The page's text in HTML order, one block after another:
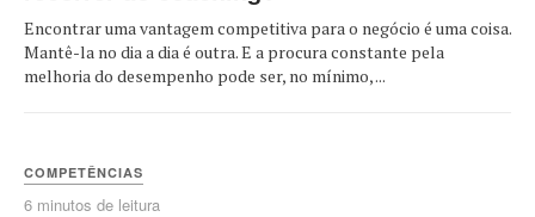
Encontrar uma vantagem competitiva para o negócio é uma coisa.
Mantê-la no dia a dia é outra. E a procura constante pela
melhoria do desempenho pode ser, no mínimo, ...
COMPETÊNCIAS
6 minutos de leitura